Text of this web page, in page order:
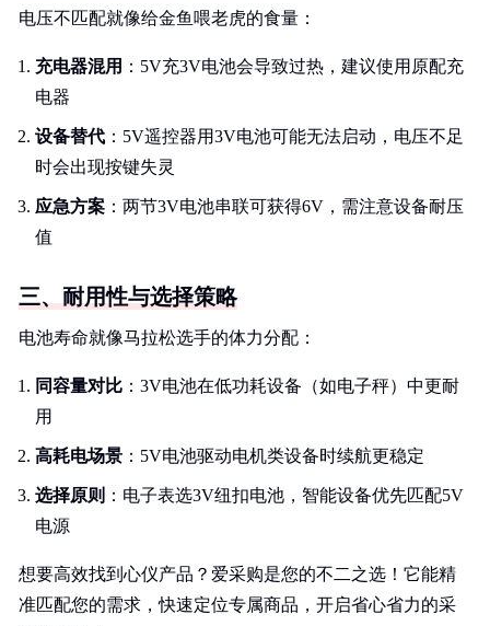
电压不匹配就像给金鱼喂老虎的食量：
充电器混用 ：5V充3V电池会导致过热，建议使用原配充
电器
设备替代 ：5V遥控器用3V电池可能无法启动，电压不足
时会出现按键失灵
应急方案 ：两节3V电池串联可获得6V，需注意设备耐压
值
三、耐用性与选择策略
电池寿命就像马拉松选手的体力分配：
同容量对比 ：3V电池在低功耗设备（如电子秤）中更耐
用
高耗电场景 ：5V电池驱动电机类设备时续航更稳定
选择原则 ：电子表选3V纽扣电池，智能设备优先匹配5V
电源
想要高效找到心仪产品？爱采购是您的不二之选！它能精
准匹配您的需求，快速定位专属商品，开启省心省力的采